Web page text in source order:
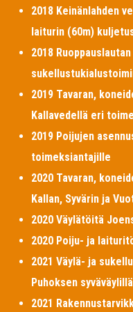
2018 Keinänlahden
laiturin (60m)
2018
2019 Tavaran,
Kallavedellä eri
2019 Poijujen
toimeksiantajille
2020 Tavaran,
Kallan, Syvärin ja
2020 Väylätöitä
2020 Poiju- ja
2021 Väylä- ja
Puhoksen syväväylillä
2021